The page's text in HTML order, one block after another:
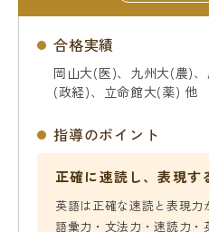
合格実績
岡山大(医)、九州大(農)
(政経)、立命館大(薬) 他
指導のポイント
正確に速読し、表現す
英語は正確な速読と表現力
語彙力・文法力・速読力・